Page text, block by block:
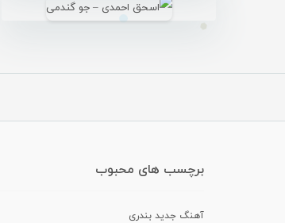
برچسب های محبوب
آهنگ جدید بندری